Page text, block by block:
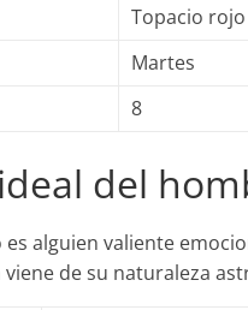
Topacio rojo
Martes
8
del
alguien valiente
de su naturaleza